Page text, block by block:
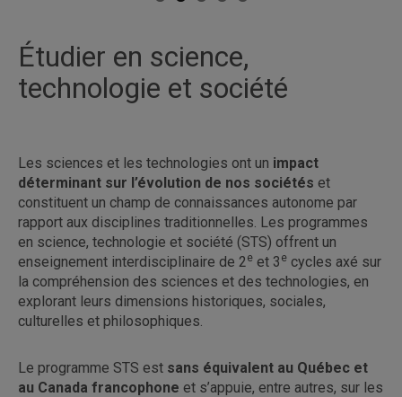
Étudier en science,
technologie et société
Les sciences et les technologies ont un impact
déterminant sur l’évolution de nos sociétés et
constituent un champ de connaissances autonome par
rapport aux disciplines traditionnelles. Les programmes
en science, technologie et société (STS) offrent un
enseignement interdisciplinaire de 2e et 3 e cycles axé sur
la compréhension des sciences et des technologies, en
explorant leurs dimensions historiques, sociales,
culturelles et philosophiques.
Le programme STS est sans équivalent au Québec et
au Canada francophone et s’appuie, entre autres, sur les